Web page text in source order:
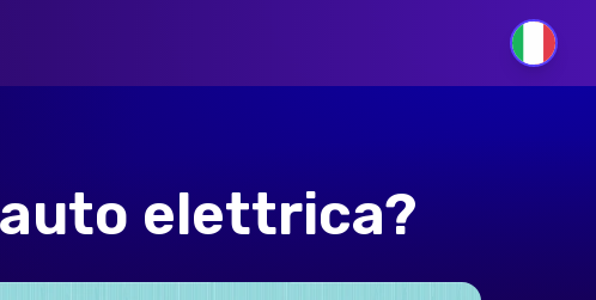
IT
elettrica?